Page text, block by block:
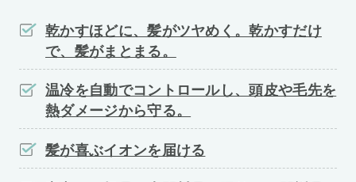
乾かすほどに、髪がツヤめく。乾かすだけ
で、髪がまとまる。
温冷を自動でコントロールし、頭皮や毛先を
熱ダメージから守る。
髪が喜ぶイオンを届ける